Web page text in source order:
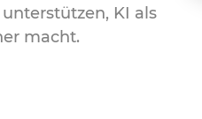
KI als
macht.